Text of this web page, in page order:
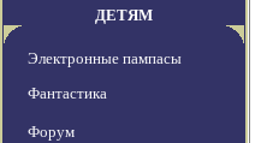
ДЕТЯМ
Электронные пампасы
Фантастика
Форум